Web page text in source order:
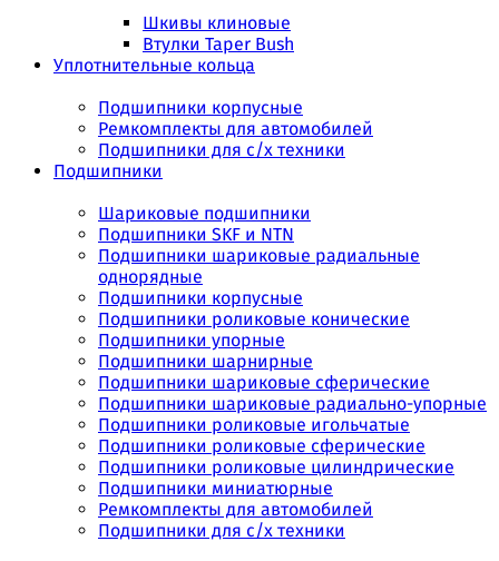
Шкивы клиновые
Втулки Taper Bush
Уплотнительные кольца
Подшипники корпусные
Ремкомплекты для автомобилей
Подшипники для с/х техники
Подшипники
Шариковые подшипники
Подшипники SKF и NTN
Подшипники шариковые радиальные
однорядные
Подшипники корпусные
Подшипники роликовые конические
Подшипники упорные
Подшипники шарнирные
Подшипники шариковые сферические
Подшипники шариковые радиально-упорные
Подшипники роликовые игольчатые
Подшипники роликовые сферические
Подшипники роликовые цилиндрические
Подшипники миниатюрные
Ремкомплекты для автомобилей
Подшипники для с/х техники